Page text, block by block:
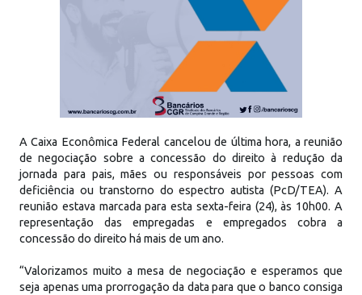
A Caixa Econômica Federal cancelou de última hora, a reunião
de negociação sobre a concessão do direito à redução da
jornada para pais, mães ou responsáveis por pessoas com
deficiência ou transtorno do espectro autista (PcD/TEA). A
reunião estava marcada para esta sexta-feira (24), às 10h00. A
representação das empregadas e empregados cobra a
concessão do direito há mais de um ano.
“Valorizamos muito a mesa de negociação e esperamos que
seja apenas uma prorrogação da data para que o banco consiga